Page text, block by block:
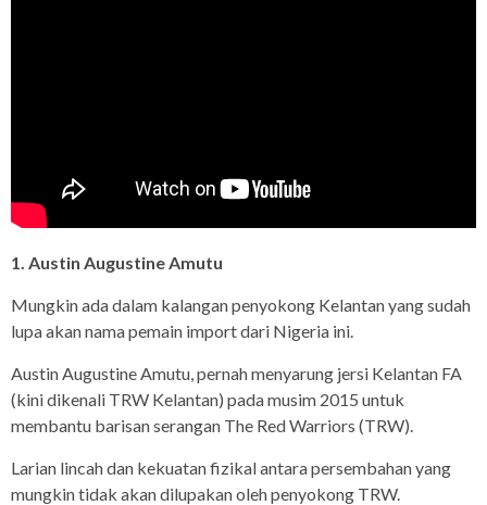
1. Austin Augustine Amutu
Mungkin ada dalam kalangan penyokong Kelantan yang sudah
lupa akan nama pemain import dari Nigeria ini.
Austin Augustine Amutu, pernah menyarung jersi Kelantan FA
(kini dikenali TRW Kelantan) pada musim 2015 untuk
membantu barisan serangan The Red Warriors (TRW).
Larian lincah dan kekuatan fizikal antara persembahan yang
mungkin tidak akan dilupakan oleh penyokong TRW.